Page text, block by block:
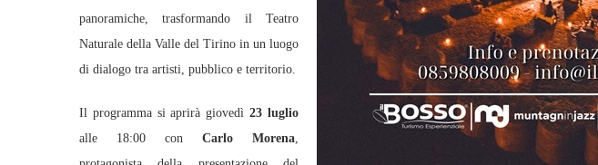
panoramiche, trasformando il Teatro
Naturale della Valle del Tirino in un luogo
di dialogo tra artisti, pubblico e territorio.
Il programma si aprirà giovedì 23 luglio
alle 18:00 con Carlo Morena,